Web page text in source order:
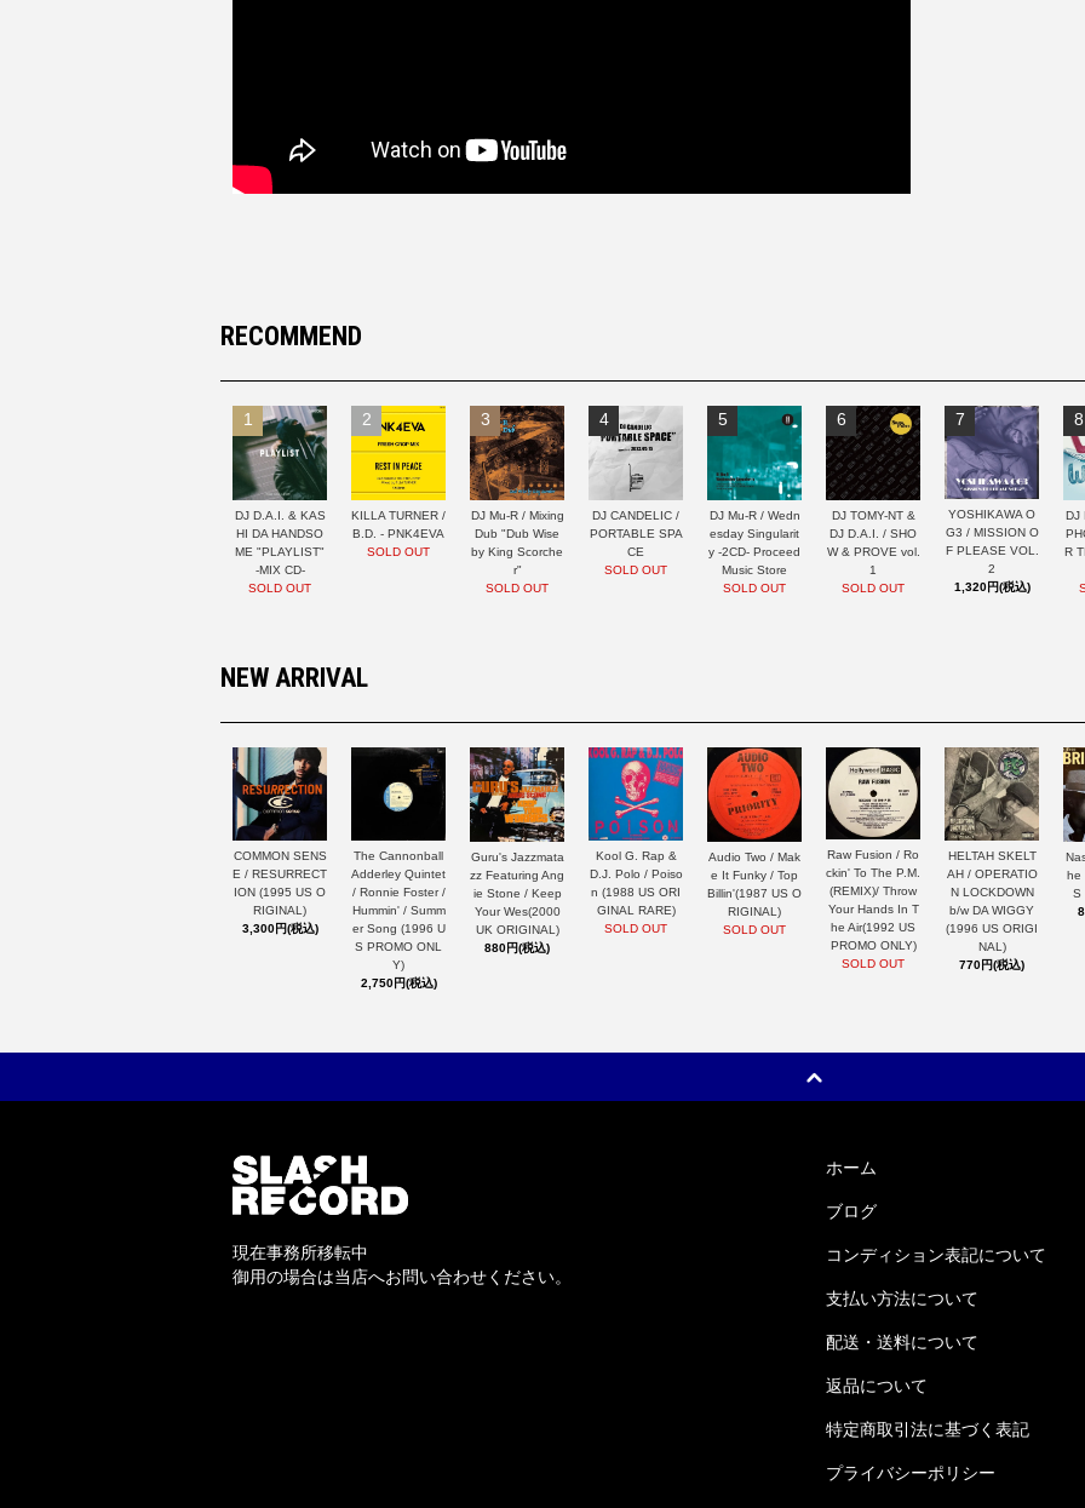
RECOMMEND
1
DJ D.A.I. & KAS
HI DA HANDSO
ME "PLAYLIST"
-MIX CD-
SOLD OUT
2
KILLA TURNER /
B.D. - PNK4EVA
SOLD OUT
3
DJ Mu-R / Mixing
Dub "Dub Wise
by King Scorche
r"
SOLD OUT
4
DJ CANDELIC /
PORTABLE SPA
CE
SOLD OUT
5
DJ Mu-R / Wedn
esday Singularit
y -2CD- Proceed
Music Store
SOLD OUT
6
DJ TOMY-NT &
DJ D.A.I. / SHO
W & PROVE vol.
1
SOLD OUT
7
YOSHIKAWA O
G3 / MISSION O
F PLEASE VOL.
2
1,320円(税込)
8
DJ
R
NEW ARRIVAL
COMMON SENS
E / RESURRECT
ION (1995 US O
RIGINAL)
3,300円(税込)
The Cannonball
Adderley Quintet
/ Ronnie Foster /
Hummin' / Summ
er Song (1996 U
S PROMO ONL
Y)
2,750円(税込)
Guru's Jazzmata
zz Featuring Ang
ie Stone / Keep
Your Wes(2000
UK ORIGINAL)
880円(税込)
Kool G. Rap &
D.J. Polo / Poiso
n (1988 US ORI
GINAL RARE)
SOLD OUT
Audio Two / Mak
e It Funky / Top
Billin'(1987 US O
RIGINAL)
SOLD OUT
Raw Fusion / Ro
ckin' To The P.M.
(REMIX)/ Throw
Your Hands In T
he Air(1992 US
PROMO ONLY)
SOLD OUT
HELTAH SKELT
AH / OPERATIO
N LOCKDOWN
b/w DA WIGGY
(1996 US ORIGI
NAL)
770円(税込)
he
S
現在事務所移転中
御用の場合は当店へお問い合わせください。
ホーム
ブログ
コンディション表記について
支払い方法について
配送・送料について
返品について
特定商取引法に基づく表記
プライバシーポリシー